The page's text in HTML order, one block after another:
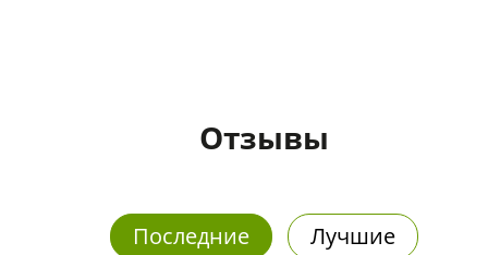
Отзывы
Последние Лучшие